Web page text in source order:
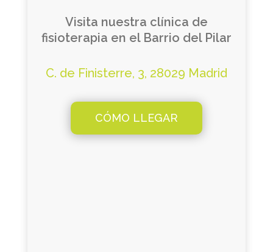
Visita nuestra clínica de
fisioterapia en el Barrio del Pilar
C. de Finisterre, 3, 28029 Madrid
CÓMO LLEGAR